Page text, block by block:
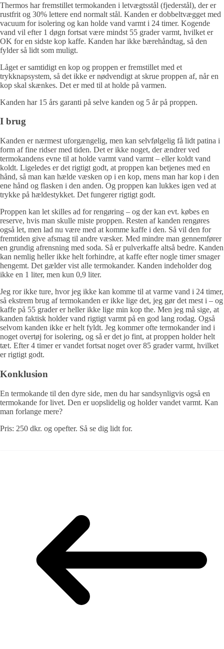
Thermos har fremstillet termokanden i letvægtsstål (fjederstål), der er
rustfrit og 30% lettere end normalt stål. Kanden er dobbeltvægget med
vacuum for isolering og kan holde vand varmt i 24 timer. Kogende
vand vil efter 1 døgn fortsat være mindst 55 grader varmt, hvilket er
OK for en sidste kop kaffe. Kanden har ikke bærehåndtag, så den
fylder så lidt som muligt.
Låget er samtidigt en kop og proppen er fremstillet med et
trykknapsystem, så det ikke er nødvendigt at skrue proppen af, når en
kop skal skænkes. Det er med til at holde på varmen.
Kanden har 15 års garanti på selve kanden og 5 år på proppen.
I brug
Kanden er nærmest uforgængelig, men kan selvfølgelig få lidt patina i
form af fine ridser med tiden. Det er ikke noget, der ændrer ved
termokandens evne til at holde varmt vand varmt – eller koldt vand
koldt. Ligeledes er det rigtigt godt, at proppen kan betjenes med en
hånd, så man kan hælde væsken op i en kop, mens man har kop i den
ene hånd og flasken i den anden. Og proppen kan lukkes igen ved at
trykke på hældestykket. Det fungerer rigtigt godt.
Proppen kan let skilles ad for rengøring – og der kan evt. købes en
reserve, hvis man skulle miste proppen. Resten af kanden rengøres
også let, men lad nu være med at komme kaffe i den. Så vil den for
fremtiden give afsmag til andre væsker. Med mindre man gennemfører
en grundig afrensning med soda. Så er pulverkaffe altså bedre. Kanden
kan nemlig heller ikke helt forhindre, at kaffe efter nogle timer smager
hengemt. Det gælder vist alle termokander. Kanden indeholder dog
ikke en 1 liter, men kun 0,9 liter.
Jeg ror ikke ture, hvor jeg ikke kan komme til at varme vand i 24 timer,
så ekstrem brug af termokanden er ikke lige det, jeg gør det mest i – og
kaffe på 55 grader er heller ikke lige min kop the. Men jeg må sige, at
kanden faktisk holder vand rigtigt varmt på en god lang rodag. Også
selvom kanden ikke er helt fyldt. Jeg kommer ofte termokander ind i
noget overtøj for isolering, og så er det jo fint, at proppen holder helt
tæt. Efter 4 timer er vandet fortsat noget over 85 grader varmt, hvilket
er rigtigt godt.
Konklusion
En termokande til den dyre side, men du har sandsynligvis også en
termokande for livet. Den er uopslidelig og holder vandet varmt. Kan
man forlange mere?
Pris: 250 dkr. og opefter. Så se dig lidt for.